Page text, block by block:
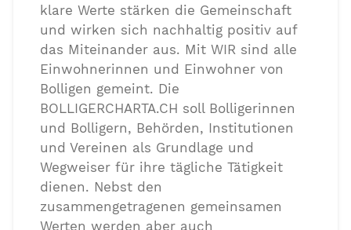
klare Werte stärken die Gemeinschaft
und wirken sich nachhaltig positiv auf
das Miteinander aus. Mit WIR sind alle
Einwohnerinnen und Einwohner von
Bolligen gemeint. Die
BOLLIGERCHARTA.CH soll Bolligerinnen
und Bolligern, Behörden, Institutionen
und Vereinen als Grundlage und
Wegweiser für ihre tägliche Tätigkeit
dienen. Nebst den
zusammengetragenen gemeinsamen
Werten werden aber auch